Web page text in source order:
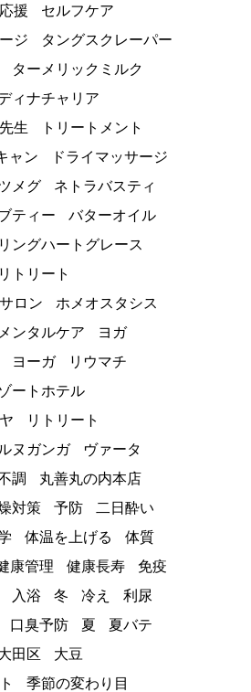
援
セルフケア
ジ
タングスクレーパー
ターメリックミルク
ィナチャリア
生
トリートメント
ャン
ドライマッサージ
メグ
ネトラバスティ
ティー
バターオイル
ングハートグレース
トリート
ロン
ホメオスタシス
メンタルケア
ヨガ
ヨーガ
リウマチ
ートホテル
リトリート
ルヌガンガ
ヴァータ
調
丸善丸の内本店
対策 予防
二日酔い
体温を上げる
体質
康管理 健康長寿
免疫
入浴 冬 冷え
利尿
口臭予防 夏
夏バテ
田区
大豆
季節の変わり目